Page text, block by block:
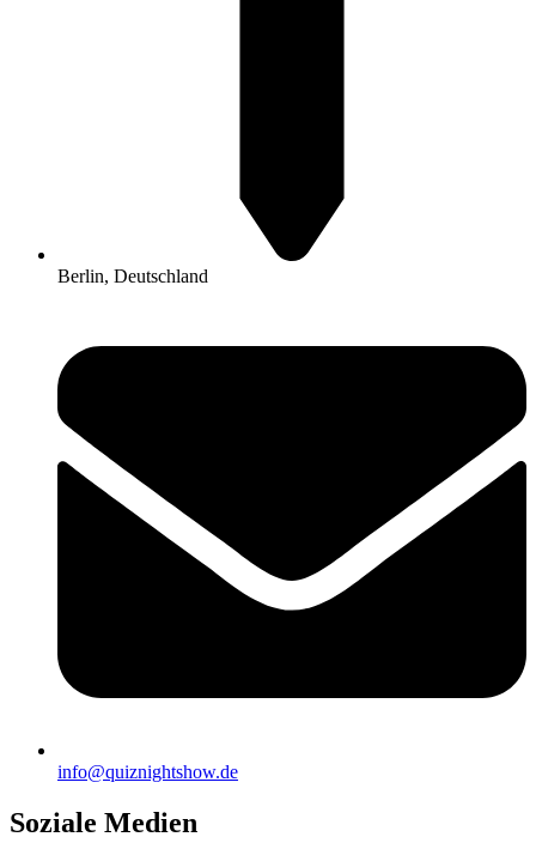
Berlin, Deutschland
info@quiznightshow.de
Soziale Medien